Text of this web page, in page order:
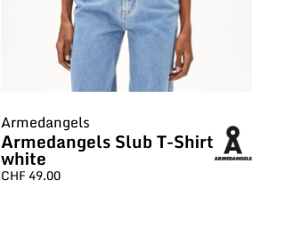
Armedangels
Armedangels Slub T-Shirt
white
CHF 49.00